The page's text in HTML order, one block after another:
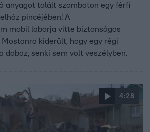
anyagot talált szombaton egy férfi
pincéjében! A
mobil laborja vitte biztonságos
Mostanra kiderült, hogy egy régi
doboz, senki sem volt veszélyben.
4:28